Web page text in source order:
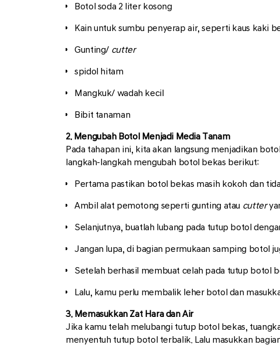
Botol soda 2 liter kosong
Kain untuk sumbu penyerap air, seperti kaus kaki
Gunting/ cutter
spidol hitam
Mangkuk/ wadah kecil
Bibit tanaman
2. Mengubah Botol Menjadi Media Tanam
Pada tahapan ini, kita akan langsung menjadikan
langkah-langkah mengubah botol bekas berikut:
Pertama pastikan botol bekas masih kokoh dan
Ambil alat pemotong seperti gunting atau cutter
Selanjutnya, buatlah lubang pada tutup botol
Jangan lupa, di bagian permukaan samping botol
Setelah berhasil membuat celah pada tutup botol
Lalu, kamu perlu membalik leher botol dan
3. Memasukkan Zat Hara dan Air
Jika kamu telah melubangi tutup botol bekas,
menyentuh tutup botol terbalik. Lalu masukkan